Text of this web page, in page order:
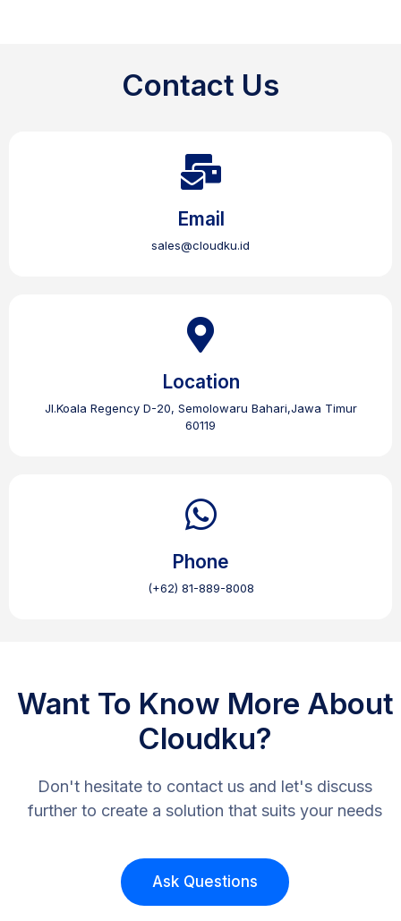
Contact Us
Email
sales@cloudku.id
Location
Jl.Koala Regency D-20, Semolowaru Bahari,Jawa Timur
60119
Phone
(+62) 81-889-8008
Want To Know More About
Cloudku?
Don't hesitate to contact us and let's discuss
further to create a solution that suits your needs
Ask Questions